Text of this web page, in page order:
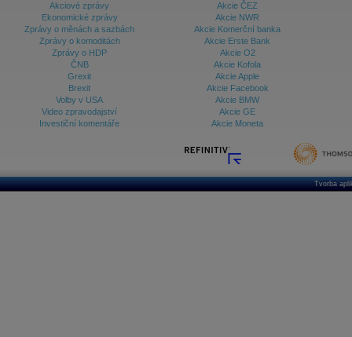
Archiv - Treasury alerty
Archiv - Vývoj české koruny
Archiv analýz - Makroukazatele
Ceny průmyslových výrobců - Data a prognózy
Ceny průmyslových výrobců - Graf (ČR)
Databanka - Akcie
Akciové zprávy
Ekonomické zprávy
Zprávy o měnách a sazbách
Zprávy o komoditách
Zprávy o HDP
ČNB
Grexit
Brexit
Volby v USA
Video zpravodajství
Investiční komentáře
Akcie ČEZ
Akcie NWR
Akcie Komerční banka
Akcie Erste Bank
Akcie O2
Akcie Kofola
Akcie Apple
Akcie Facebook
Akcie BMW
Akcie GE
Akcie Moneta
Tvorba